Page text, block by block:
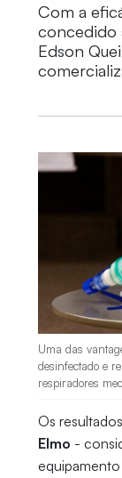
Com a
concedido
Edson
Uma das
desinfectado e
respiradores
Os
Elmo -